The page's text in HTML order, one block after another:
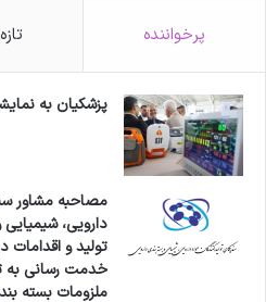
پرخواننده تازه
پزشکیان به
مصاحبه مشاور
دارویی،
تولید و اقدامات
خدمت رسانی به
ملزومات بسته